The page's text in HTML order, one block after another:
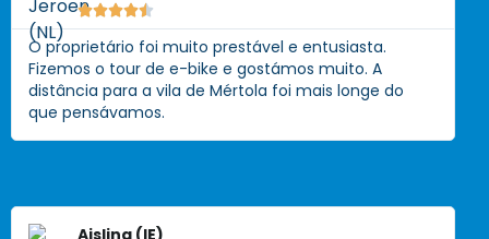

O proprietário foi muito prestável e entusiasta.
Fizemos o tour de e-bike e gostámos muito. A
distância para a vila de Mértola foi mais longe do
que pensávamos.